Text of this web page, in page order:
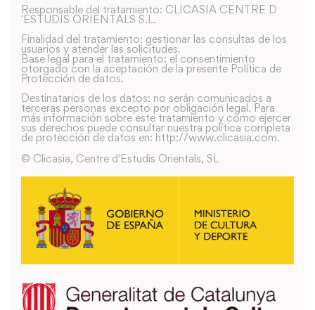
Responsable del tratamiento: CLICASIA CENTRE D
´ESTUDIS ORIENTALS S.L.
Finalidad del tratamiento: gestionar las consultas de los
usuarios y atender las solicitudes.
Base legal para el tratamiento: el consentimiento
otorgado con la aceptación de la presente Política de
Protección de datos.
Destinatarios de los datos: no serán comunicados a
terceras personas excepto por obligación legal. Para
más información sobre este tratamiento y como ejercer
sus derechos puede consultar nuestra política completa
de protección de datos en: http://www.clicasia.com.
© Clicasia, Centre d'Estudis Orientals, SL